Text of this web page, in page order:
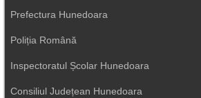
Prefectura Hunedoara
Poliția Română
Inspectoratul Școlar Hunedoara
Consiliul Județean Hunedoara